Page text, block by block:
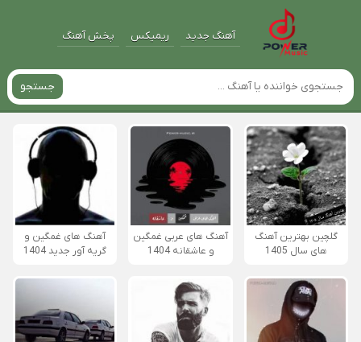
آهنگ جدید ریمیکس پخش آهنگ
جستجو
گلچین بهترین آهنگ
های سال 1405
آهنگ های عربی غمگین
و عاشقانه 1404
آهنگ های غمگین و
گریه آور جدید 1404